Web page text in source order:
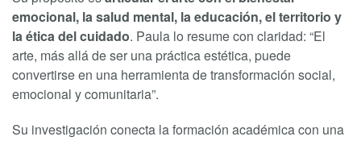
emocional, la salud mental, la educación, el territorio y
la ética del cuidado. Paula lo resume con claridad: “El
arte, más allá de ser una práctica estética, puede
convertirse en una herramienta de transformación social,
emocional y comunitaria”.
Su investigación conecta la formación académica con una